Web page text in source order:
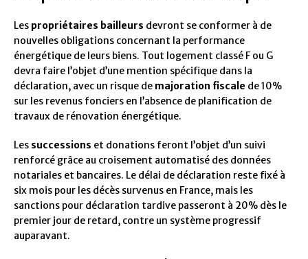
Les propriétaires bailleurs devront se conformer à de
nouvelles obligations concernant la performance
énergétique de leurs biens. Tout logement classé F ou G
devra faire l’objet d’une mention spécifique dans la
déclaration, avec un risque de majoration fiscale de 10%
sur les revenus fonciers en l’absence de planification de
travaux de rénovation énergétique.
Les successions et donations feront l’objet d’un suivi
renforcé grâce au croisement automatisé des données
notariales et bancaires. Le délai de déclaration reste fixé à
six mois pour les décès survenus en France, mais les
sanctions pour déclaration tardive passeront à 20% dès le
premier jour de retard, contre un système progressif
auparavant.